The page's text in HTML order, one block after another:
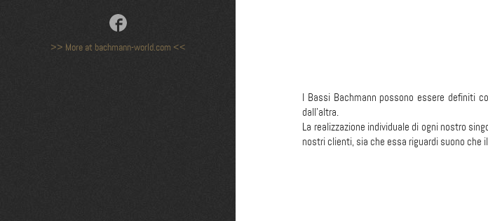
>> More at bachmann-world.com <<
I Bassi Bachmann possono essere definiti
dall'altra.
La realizzazione individuale di ogni nostro
nostri clienti, sia che essa riguardi suono che